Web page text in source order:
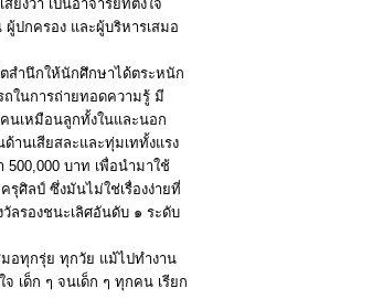
งว่า เป็นอาจารย์ที่ตั้งใจ
ปกครอง และผู้บริหารเสมอ
สำนึกให้นักศึกษาได้ตระหนัก
ในการถ่ายทอดความรู้ มี
นเหมือนลูกทั้งในและนอก
านเสียสละและทุ่มเททั้งแรง
บาท เพื่อนำมาใช้
รุศิลป์ ซึ่งมันไม่ใช่เรื่องง่ายที่
ลรองชนะเลิศอันดับ ๑ ระดับ
อทุกรุ่ย ทุกวัย แม้ไปทำงาน
เด็ก ๆ จนเด็ก ๆ ทุกคน เรียก